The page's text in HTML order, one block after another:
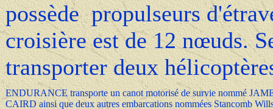
possède propulseurs
croisière est de 12 nœuds.
transporter deux
ENDURANCE transporte un canot motorisé de survie nommé
CAIRD ainsi que deux autres embarcations nommées Stancomb